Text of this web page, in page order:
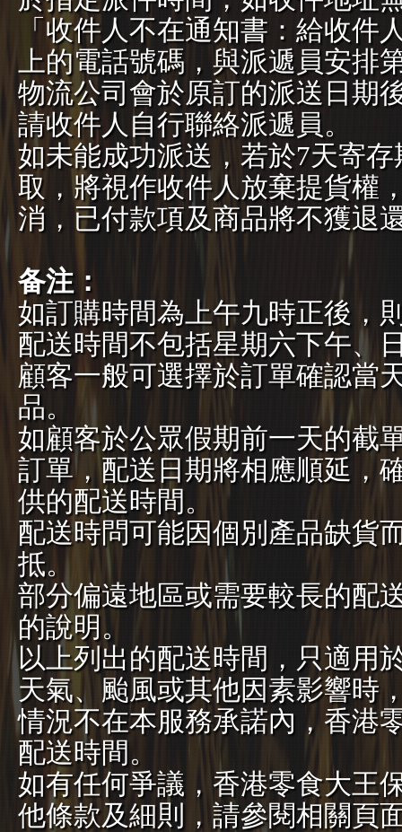
「收件人不在通知書：給收件
上的電話號碼，與派遞員安排
物流公司會於原訂的派送日期
請收件人自行聯絡派遞員。
如未能成功派送，若於7天寄
取，將視作收件人放棄提貨權
消，已付款項及商品將不獲退
备注：
如訂購時間為上午九時正後，
配送時間不包括星期六下午、
顧客一般可選擇於訂單確認當
品。
如顧客於公眾假期前一天的截
訂單，配送日期將相應順延，
供的配送時間。
配送時問可能因個別產品缺貨
抵。
部分偏遠地區或需要較長的配
的說明。
以上列出的配送時間，只適用
天氣、颱風或其他因素影響時
情況不在本服務承諾內，香港
配送時間。
如有任何爭議，香港零食大王
他條款及細則，請參閱相關頁